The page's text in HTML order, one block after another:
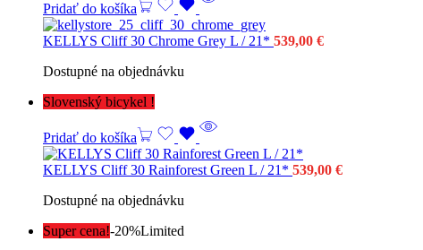
Pridať do košíka
KELLYS Cliff 30 Chrome Grey L / 21* 539,00 €
Dostupné na objednávku
Slovenský bicykel !
Pridať do košíka
KELLYS Cliff 30 Rainforest Green L / 21* 539,00 €
Dostupné na objednávku
Super cena!-20%Limited